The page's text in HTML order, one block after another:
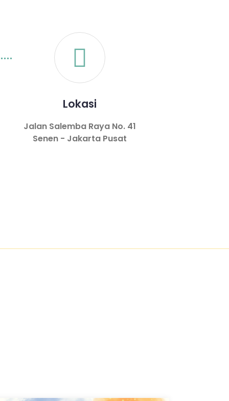
Lokasi
Jalan Salemba Raya No. 41
Senen - Jakarta Pusat